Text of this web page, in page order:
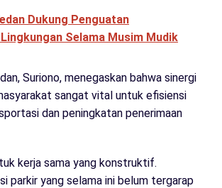
Dukung Penguatan
Selama Musim Mudik
Suriono, menegaskan bahwa sinergi
sangat vital untuk efisiensi
dan peningkatan penerimaan
kerja sama yang konstruktif.
parkir yang selama ini belum tergarap